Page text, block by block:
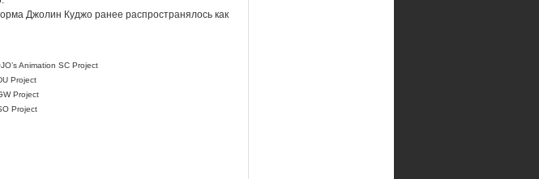
Джолин Куджо ранее распространялось как
Animation SC Project
Project
Project
Project